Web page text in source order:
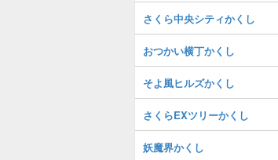
さくら中央シティかくし
おつかい横丁かくし
そよ風ヒルズかくし
さくらEXツリーかくし
妖魔界かくし